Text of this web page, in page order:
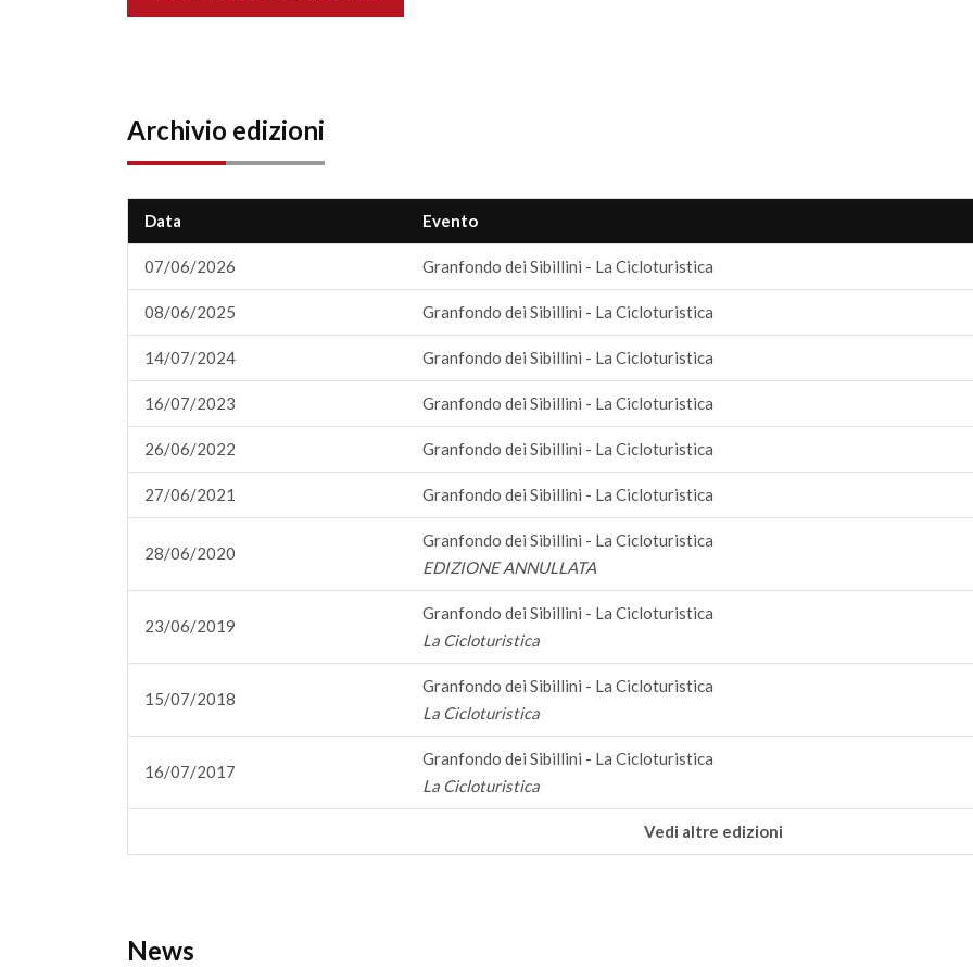
Archivio edizioni
Data Evento
07/06/2026 Granfondo dei Sibillini - La Cicloturistica
08/06/2025 Granfondo dei Sibillini - La Cicloturistica
14/07/2024 Granfondo dei Sibillini - La Cicloturistica
16/07/2023 Granfondo dei Sibillini - La Cicloturistica
26/06/2022 Granfondo dei Sibillini - La Cicloturistica
27/06/2021 Granfondo dei Sibillini - La Cicloturistica
28/06/2020
Granfondo dei Sibillini - La Cicloturistica
EDIZIONE ANNULLATA
23/06/2019
Granfondo dei Sibillini - La Cicloturistica
La Cicloturistica
15/07/2018
Granfondo dei Sibillini - La Cicloturistica
La Cicloturistica
16/07/2017
Granfondo dei Sibillini - La Cicloturistica
La Cicloturistica
Vedi altre edizioni
News